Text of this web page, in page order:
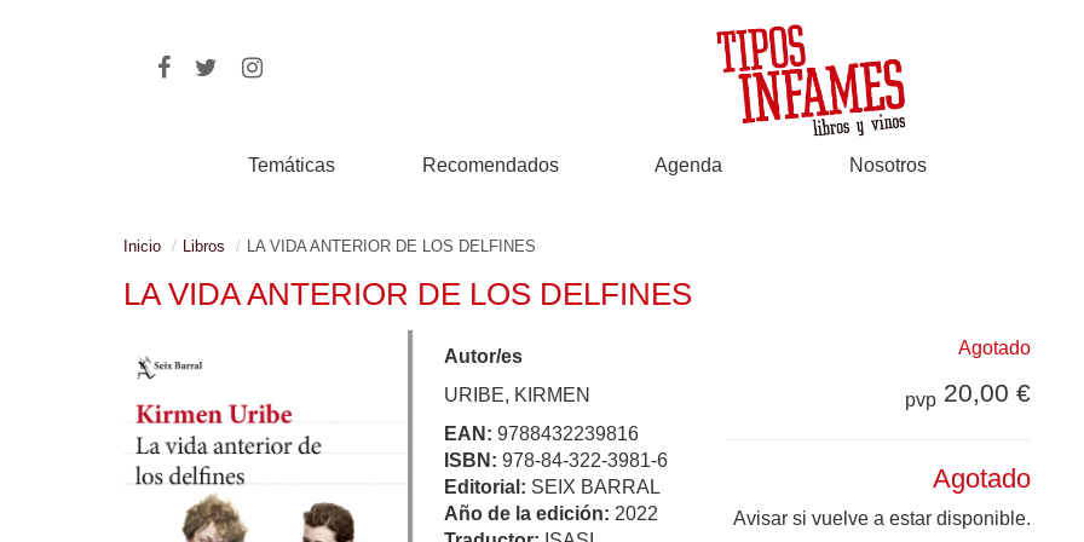
Temáticas Recomendados Agenda Nosotros
Inicio Libros LA VIDA ANTERIOR DE LOS DELFINES
LA VIDA ANTERIOR DE LOS DELFINES
Autor/es
URIBE, KIRMEN
EAN: 9788432239816
ISBN: 978-84-322-3981-6
Editorial: SEIX BARRAL
Año de la edición: 2022
Agotado
pvp 20,00 €
Agotado
Avisar si vuelve a estar disponible.